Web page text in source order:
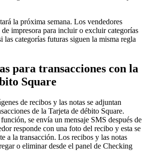
carrito
la próxima semana. Los vendedores
impresora para incluir o excluir categorías
las categorías futuras siguen la misma regla
para transacciones con la
Square
de recibos y las notas se adjuntan
de la Tarjeta de débito Square.
se envía un mensaje SMS después de
responde con una foto del recibo y esta se
a la transacción. Los recibos y las notas
o eliminar desde el panel de Checking